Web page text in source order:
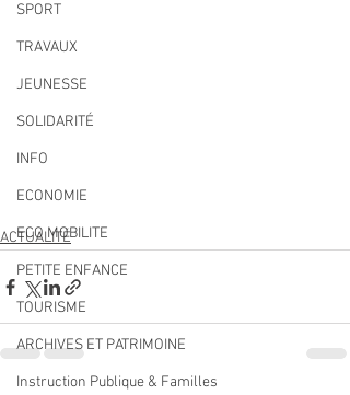
SPORT
TRAVAUX
JEUNESSE
SOLIDARITÉ
INFO
ECONOMIE
ECO MOBILITE
PETITE ENFANCE
TOURISME
ARCHIVES ET PATRIMOINE
Instruction Publique & Familles
ACTUALITÉ